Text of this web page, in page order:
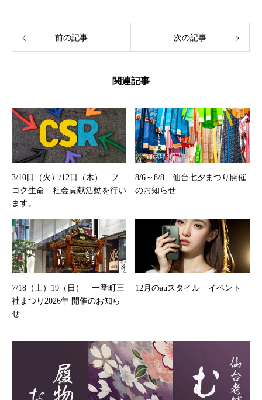
前の記事 次の記事
関連記事
3/10日（火）/12日（木） フ
コク生命 社会貢献活動を行い
ます。
8/6～8/8 仙台七夕まつり開催
のお知らせ
7/18（土）19（日） 一番町三
社まつり2026年 開催のお知ら
せ
12月のauスタイル イベント